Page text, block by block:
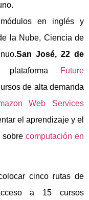
en inglés y
la Nube, Ciencia de
San José, 22 de
Future
de alta demanda
Web Services
el aprendizaje y el
sobre computación en
cinco rutas de
a 15 cursos